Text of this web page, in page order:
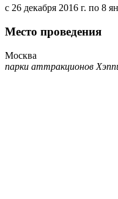
с 26 декабря 2016 г. по 8
Место проведения
Москва
парки аттракционов